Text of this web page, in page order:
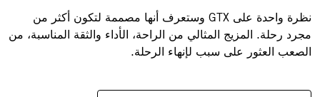
نظرة واحدة على GTX وستعرف أنها مصممة لتكون أكثر من
مجرد رحلة. المزيج المثالي من الراحة، الأداء والثقة المناسبة، من
الصعب العثور على سبب لإنهاء الرحلة.